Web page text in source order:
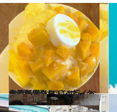
2016.6.14
台湾在住コーディネーターの秘密ネタ いま行くべき最新3軒はここ！
旅＆お出かけ